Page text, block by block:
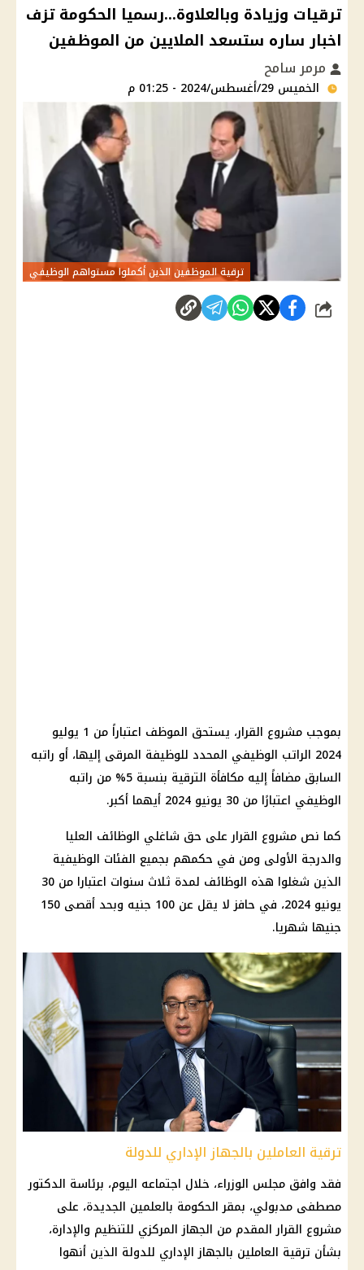
ترقيات وزيادة وبالعلاوة...رسميا الحكومة تزف
اخبار ساره ستسعد الملايين من الموظفين
مرمر سامح
الخميس 29/أغسطس/2024 - 01:25 م
ترقية الموظفين الذين أكملوا مستواهم الوظيفي
شارك
بموجب مشروع القرار، يستحق الموظف اعتباراً من 1 يوليو
2024 الراتب الوظيفي المحدد للوظيفة المرقى إليها، أو راتبه
السابق مضافاً إليه مكافأة الترقية بنسبة 5% من راتبه
الوظيفي اعتبارًا من 30 يونيو 2024 أيهما أكبر.
كما نص مشروع القرار على حق شاغلي الوظائف العليا
والدرجة الأولى ومن في حكمهم بجميع الفئات الوظيفية
الذين شغلوا هذه الوظائف لمدة ثلاث سنوات اعتبارا من 30
يونيو 2024، في حافز لا يقل عن 100 جنيه وبحد أقصى 150
جنيها شهريا.
ترقية العاملين بالجهاز الإداري للدولة
فقد وافق مجلس الوزراء، خلال اجتماعه اليوم، برئاسة الدكتور
مصطفى مدبولي، بمقر الحكومة بالعلمين الجديدة، على
مشروع القرار المقدم من الجهاز المركزي للتنظيم والإدارة،
بشأن ترقية العاملين بالجهاز الإداري للدولة الذين أنهوا